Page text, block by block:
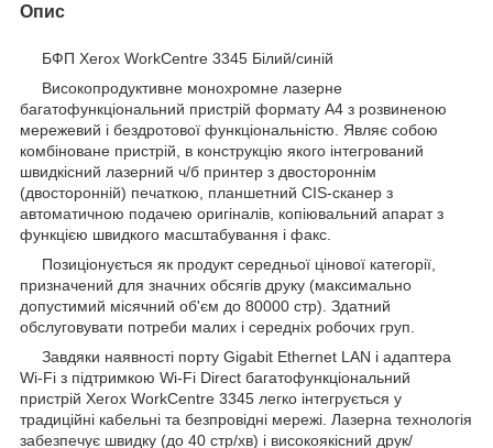
Опис
БФП Xerox WorkCentre 3345 Білий/синій
Високопродуктивне монохромне лазерне
багатофункціональний пристрій формату А4 з розвиненою
мережевий і бездротової функціональністю. Являє собою
комбіноване пристрій, в конструкцію якого інтегрований
швидкісний лазерний ч/б принтер з двостороннім
(двосторонній) печаткою, планшетний CIS-сканер з
автоматичною подачею оригіналів, копіювальний апарат з
функцією швидкого масштабування і факс.
Позиціонується як продукт середньої цінової категорії,
призначений для значних обсягів друку (максимально
допустимий місячний об'єм до 80000 стр). Здатний
обслуговувати потреби малих і середніх робочих груп.
Завдяки наявності порту Gigabit Ethernet LAN і адаптера
Wi-Fi з підтримкою Wi-Fi Direct багатофункціональний
пристрій Xerox WorkCentre 3345 легко інтегрується у
традиційні кабельні та безпровідні мережі. Лазерна технологія
забезпечує швидку (до 40 стр/хв) і високоякісний друк/